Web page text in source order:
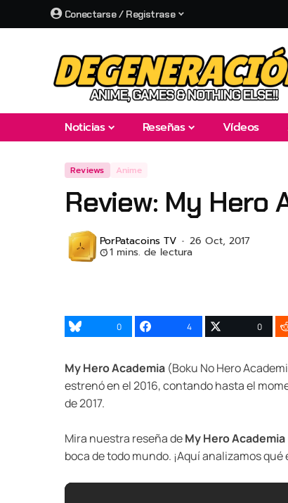
Conectarse / Registrase
Noticias Reseñas Vídeos
Reviews Anime
Review: My Hero
PorPatacoins TV 26 Oct, 2017
1 mins. de lectura
0 4 0
My Hero Academia (Boku No Hero
estrenó en el 2016, contando hasta el
de 2017.
Mira nuestra reseña deMy Hero Academia
boca de todo mundo. ¡Aquí analizamos